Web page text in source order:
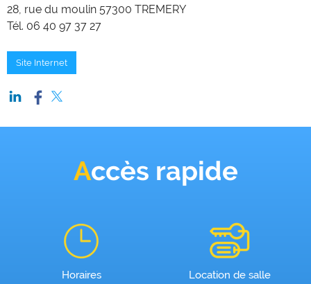
28, rue du moulin 57300 TREMERY
Tél. 06 40 97 37 27
Site Internet
Accès rapide
Horaires Location de salle